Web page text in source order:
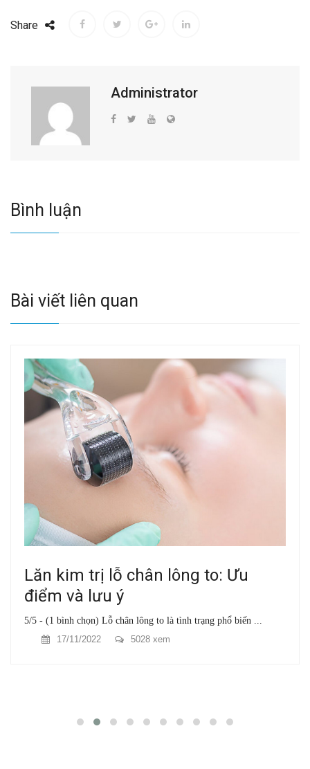
Share
Administrator
Bình luận
Bài viết liên quan
Lăn kim trị lỗ chân lông to: Ưu
điểm và lưu ý
5/5 - (1 bình chọn) Lỗ chân lông to là tình trạng phổ biến ...
17/11/2022
5028 xem